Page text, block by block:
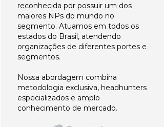
reconhecida por possuir um dos
maiores NPs do mundo no
segmento. Atuamos em todos os
estados do Brasil, atendendo
organizações de diferentes portes e
segmentos.
Nossa abordagem combina
metodologia exclusiva, headhunters
especializados e amplo
conhecimento de mercado.